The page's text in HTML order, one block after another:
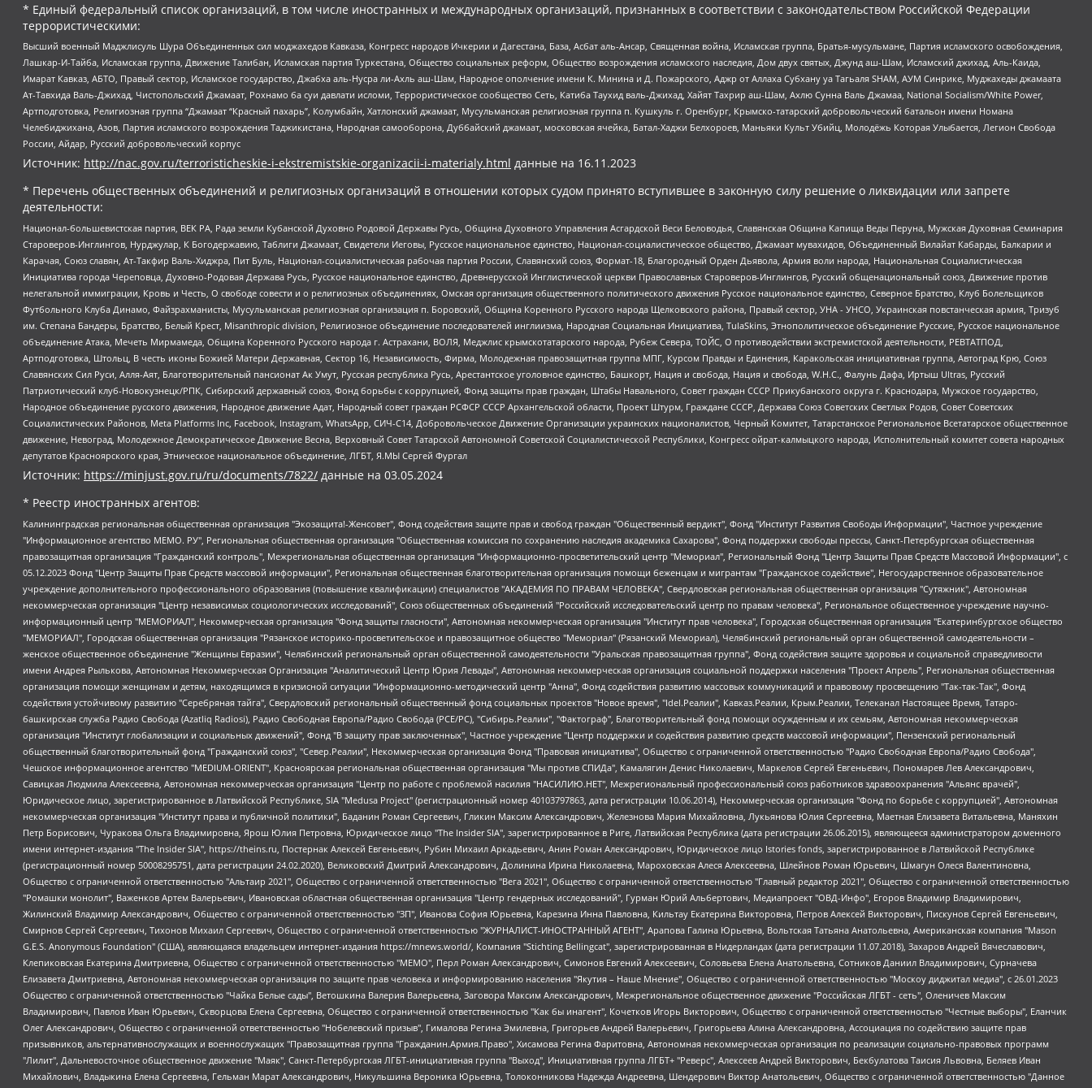
* Единый федеральный список организаций, в том числе иностранных и международных организаций, признанных в соответствии с законодательством Российской Федерации
террористическими:
Высший военный Маджлисуль Шура Объединенных сил моджахедов Кавказа, Конгресс народов Ичкерии и Дагестана, База, Асбат аль-Ансар, Священная война, Исламская группа, Братья-мусульмане, Партия исламского освобождения,
Лашкар-И-Тайба, Исламская группа, Движение Талибан, Исламская партия Туркестана, Общество социальных реформ, Общество возрождения исламского наследия, Дом двух святых, Джунд аш-Шам, Исламский джихад, Аль-Каида,
Имарат Кавказ, АБТО, Правый сектор, Исламское государство, Джабха аль-Нусра ли-Ахль аш-Шам, Народное ополчение имени К. Минина и Д. Пожарского, Аджр от Аллаха Субхану уа Тагьаля SHAM, АУМ Синрике, Муджахеды джамаата
Ат-Тавхида Валь-Джихад, Чистопольский Джамаат, Рохнамо ба суи давлати исломи, Террористическое сообщество Сеть, Катиба Таухид валь-Джихад, Хайят Тахрир аш-Шам, Ахлю Сунна Валь Джамаа, National Socialism/White Power,
Артподготовка, Религиозная группа “Джамаат “Красный пахарь”, Колумбайн, Хатлонский джамаат, Мусульманская религиозная группа п. Кушкуль г. Оренбург, Крымско-татарский добровольческий батальон имени Номана
Челебиджихана, Азов, Партия исламского возрождения Таджикистана, Народная самооборона, Дуббайский джамаат, московская ячейка, Батал-Хаджи Белхороев, Маньяки Культ Убийц, Молодёжь Которая Улыбается, Легион Свобода
России, Айдар, Русский добровольческий корпус
Источник: http://nac.gov.ru/terroristicheskie-i-ekstremistskie-organizacii-i-materialy.html данные на 16.11.2023
* Перечень общественных объединений и религиозных организаций в отношении которых судом принято вступившее в законную силу решение о ликвидации или запрете
деятельности:
Национал-большевистская партия, ВЕК РА, Рада земли Кубанской Духовно Родовой Державы Русь, Община Духовного Управления Асгардской Веси Беловодья, Славянская Община Капища Веды Перуна, Мужская Духовная Семинария
Староверов-Инглингов, Нурджулар, К Богодержавию, Таблиги Джамаат, Свидетели Иеговы, Русское национальное единство, Национал-социалистическое общество, Джамаат мувахидов, Объединенный Вилайат Кабарды, Балкарии и
Карачая, Союз славян, Ат-Такфир Валь-Хиджра, Пит Буль, Национал-социалистическая рабочая партия России, Славянский союз, Формат-18, Благородный Орден Дьявола, Армия воли народа, Национальная Социалистическая
Инициатива города Череповца, Духовно-Родовая Держава Русь, Русское национальное единство, Древнерусской Инглистической церкви Православных Староверов-Инглингов, Русский общенациональный союз, Движение против
нелегальной иммиграции, Кровь и Честь, О свободе совести и о религиозных объединениях, Омская организация общественного политического движения Русское национальное единство, Северное Братство, Клуб Болельщиков
Футбольного Клуба Динамо, Файзрахманисты, Мусульманская религиозная организация п. Боровский, Община Коренного Русского народа Щелковского района, Правый сектор, УНА - УНСО, Украинская повстанческая армия, Тризуб
им. Степана Бандеры, Братство, Белый Крест, Misanthropic division, Религиозное объединение последователей инглиизма, Народная Социальная Инициатива, TulaSkins, Этнополитическое объединение Русские, Русское национальное
объединение Атака, Мечеть Мирмамеда, Община Коренного Русского народа г. Астрахани, ВОЛЯ, Меджлис крымскотатарского народа, Рубеж Севера, ТОЙС, О противодействии экстремистской деятельности, РЕВТАТПОД,
Артподготовка, Штольц, В честь иконы Божией Матери Державная, Сектор 16, Независимость, Фирма, Молодежная правозащитная группа МПГ, Курсом Правды и Единения, Каракольская инициативная группа, Автоград Крю, Союз
Славянских Сил Руси, Алля-Аят, Благотворительный пансионат Ак Умут, Русская республика Русь, Арестантское уголовное единство, Башкорт, Нация и свобода, Нация и свобода, W.H.С., Фалунь Дафа, Иртыш Ultras, Русский
Патриотический клуб-Новокузнецк/РПК, Сибирский державный союз, Фонд борьбы с коррупцией, Фонд защиты прав граждан, Штабы Навального, Совет граждан СССР Прикубанского округа г. Краснодара, Мужское государство,
Народное объединение русского движения, Народное движение Адат, Народный совет граждан РСФСР СССР Архангельской области, Проект Штурм, Граждане СССР, Держава Союз Советских Светлых Родов, Совет Советских
Социалистических Районов, Meta Platforms Inc, Facebook, Instagram, WhatsApp, СИЧ-С14, Добровольческое Движение Организации украинских националистов, Черный Комитет, Татарстанское Региональное Всетатарское общественное
движение, Невоград, Молодежное Демократическое Движение Весна, Верховный Совет Татарской Автономной Советской Социалистической Республики, Конгресс ойрат-калмыцкого народа, Исполнительный комитет совета народных
депутатов Красноярского края, Этническое национальное объединение, ЛГБТ, Я.МЫ Сергей Фургал
Источник: https://minjust.gov.ru/ru/documents/7822/ данные на 03.05.2024
* Реестр иностранных агентов:
Калининградская региональная общественная организация "Экозащита!-Женсовет", Фонд содействия защите прав и свобод граждан "Общественный вердикт", Фонд "Институт Развития Свободы Информации", Частное учреждение "Информационное агентство МЕМО. РУ", Региональная общественная организация "Общественная комиссия по сохранению наследия академика Сахарова", Фонд поддержки свободы прессы, Санкт-Петербургская общественная правозащитная организация "Гражданский контроль", Межрегиональная общественная организация "Информационно-просветительский центр "Мемориал", Региональный Фонд "Центр Защиты Прав Средств Массовой Информации", с 05.12.2023 Фонд "Центр Защиты Прав Средств массовой информации", Региональная общественная благотворительная организация помощи беженцам и мигрантам "Гражданское содействие", Негосударственное образовательное учреждение дополнительного профессионального образования (повышение квалификации) специалистов "АКАДЕМИЯ ПО ПРАВАМ ЧЕЛОВЕКА", Свердловская региональная общественная организация "Сутяжник", Автономная некоммерческая организация "Центр независимых социологических исследований", Союз общественных объединений "Российский исследовательский центр по правам человека", Региональное общественное учреждение научно-информационный центр "МЕМОРИАЛ", Некоммерческая организация "Фонд защиты гласности", Автономная некоммерческая организация "Институт прав человека", Городская общественная организация "Екатеринбургское общество "МЕМОРИАЛ", Городская общественная организация "Рязанское историко-просветительское и правозащитное общество "Мемориал" (Рязанский Мемориал), Челябинский региональный орган общественной самодеятельности – женское общественное объединение "Женщины Евразии", Челябинский региональный орган общественной самодеятельности "Уральская правозащитная группа", Фонд содействия защите здоровья и социальной справедливости имени Андрея Рылькова, Автономная Некоммерческая Организация "Аналитический Центр Юрия Левады", Автономная некоммерческая организация социальной поддержки населения "Проект Апрель", Региональная общественная организация помощи женщинам и детям, находящимся в кризисной ситуации "Информационно-методический центр "Анна", Фонд содействия развитию массовых коммуникаций и правовому просвещению "Так-так-Так", Фонд содействия устойчивому развитию "Серебряная тайга", Свердловский региональный общественный фонд социальных проектов "Новое время", "Idel.Реалии", Кавказ.Реалии, Крым.Реалии, Телеканал Настоящее Время, Татаро-башкирская служба Радио Свобода (Azatliq Radiosi), Радио Свободная Европа/Радио Свобода (PCE/PC), "Сибирь.Реалии", "Фактограф", Благотворительный фонд помощи осужденным и их семьям, Автономная некоммерческая организация "Институт глобализации и социальных движений", Фонд "В защиту прав заключенных", Частное учреждение "Центр поддержки и содействия развитию средств массовой информации", Пензенский региональный общественный благотворительный фонд "Гражданский союз", "Север.Реалии", Некоммерческая организация Фонд "Правовая инициатива", Общество с ограниченной ответственностью "Радио Свободная Европа/Радио Свобода", Чешское информационное агентство "MEDIUM-ORIENT", Красноярская региональная общественная организация "Мы против СПИДа", Камалягин Денис Николаевич, Маркелов Сергей Евгеньевич, Пономарев Лев Александрович, Савицкая Людмила Алексеевна, Автономная некоммерческая организация "Центр по работе с проблемой насилия "НАСИЛИЮ.НЕТ", Межрегиональный профессиональный союз работников здравоохранения "Альянс врачей", Юридическое лицо, зарегистрированное в Латвийской Республике, SIA "Medusa Project" (регистрационный номер 40103797863, дата регистрации 10.06.2014), Некоммерческая организация "Фонд по борьбе с коррупцией", Автономная некоммерческая организация "Институт права и публичной политики", Баданин Роман Сергеевич, Гликин Максим Александрович, Железнова Мария Михайловна, Лукьянова Юлия Сергеевна, Маетная Елизавета Витальевна, Маняхин Петр Борисович, Чуракова Ольга Владимировна, Ярош Юлия Петровна, Юридическое лицо "The Insider SIA", зарегистрированное в Риге, Латвийская Республика (дата регистрации 26.06.2015), являющееся администратором доменного имени интернет-издания "The Insider SIA", https://theins.ru, Постернак Алексей Евгеньевич, Рубин Михаил Аркадьевич, Анин Роман Александрович, Юридическое лицо Istories fonds, зарегистрированное в Латвийской Республике (регистрационный номер 50008295751, дата регистрации 24.02.2020), Великовский Дмитрий Александрович, Долинина Ирина Николаевна, Мароховская Алеся Алексеевна, Шлейнов Роман Юрьевич, Шмагун Олеся Валентиновна, Общество с ограниченной ответственностью "Альтаир 2021", Общество с ограниченной ответственностью "Вега 2021", Общество с ограниченной ответственностью "Главный редактор 2021", Общество с ограниченной ответственностью "Ромашки монолит", Важенков Артем Валерьевич, Ивановская областная общественная организация "Центр гендерных исследований", Гурман Юрий Альбертович, Медиапроект "ОВД-Инфо", Егоров Владимир Владимирович, Жилинский Владимир Александрович, Общество с ограниченной ответственностью "ЗП", Иванова София Юрьевна, Карезина Инна Павловна, Кильтау Екатерина Викторовна, Петров Алексей Викторович, Пискунов Сергей Евгеньевич, Смирнов Сергей Сергеевич, Тихонов Михаил Сергеевич, Общество с ограниченной ответственностью "ЖУРНАЛИСТ-ИНОСТРАННЫЙ АГЕНТ", Арапова Галина Юрьевна, Вольтская Татьяна Анатольевна, Американская компания "Mason G.E.S. Anonymous Foundation" (США), являющаяся владельцем интернет-издания https://mnews.world/, Компания "Stichting Bellingcat", зарегистрированная в Нидерландах (дата регистрации 11.07.2018), Захаров Андрей Вячеславович, Клепиковская Екатерина Дмитриевна, Общество с ограниченной ответственностью "МЕМО", Перл Роман Александрович, Симонов Евгений Алексеевич, Соловьева Елена Анатольевна, Сотников Даниил Владимирович, Сурначева Елизавета Дмитриевна, Автономная некоммерческая организация по защите прав человека и информированию населения "Якутия – Наше Мнение", Общество с ограниченной ответственностью "Москоу диджитал медиа", с 26.01.2023 Общество с ограниченной ответственностью "Чайка Белые сады", Ветошкина Валерия Валерьевна, Заговора Максим Александрович, Межрегиональное общественное движение "Российская ЛГБТ - сеть", Оленичев Максим Владимирович, Павлов Иван Юрьевич, Скворцова Елена Сергеевна, Общество с ограниченной ответственностью "Как бы инагент", Кочетков Игорь Викторович, Общество с ограниченной ответственностью "Честные выборы", Еланчик Олег Александрович, Общество с ограниченной ответственностью "Нобелевский призыв", Гималова Регина Эмилевна, Григорьев Андрей Валерьевич, Григорьева Алина Александровна, Ассоциация по содействию защите прав призывников, альтернативнослужащих и военнослужащих "Правозащитная группа "Гражданин.Армия.Право", Хисамова Регина Фаритовна, Автономная некоммерческая организация по реализации социально-правовых программ "Лилит", Дальневосточное общественное движение "Маяк", Санкт-Петербургская ЛГБТ-инициативная группа "Выход", Инициативная группа ЛГБТ+ "Реверс", Алексеев Андрей Викторович, Бекбулатова Таисия Львовна, Беляев Иван Михайлович, Владыкина Елена Сергеевна, Гельман Марат Александрович, Никульшина Вероника Юрьевна, Толоконникова Надежда Андреевна, Шендерович Виктор Анатольевич, Общество с ограниченной ответственностью "Данное сообщение", Общество с ограниченной ответственностью Издательский дом "Новая глава", Айнбиндер Александра Александровна, Московский комьюнити-центр для ЛГБТ+инициатив, Благотворительный фонд развития филантропии, Deutsche Welle (Германия, Kurt-Schumacher-Strasse 3, 53113 Bonn), Борзунова Мария Михайловна, Воробьев Виктор Викторович, Голубева Анна Львовна, Константинова Алла Михайловна, Малкова Ирина Владимировна, Мурадов Мурад Абдулгалимович, Осетинская Елизавета Николаевна, Понасенков Евгений Николаевич, Ганапольский Матвей Юрьевич, Киселев Евгений Алексеевич, Борухович Ирина Григорьевна, Дремин Иван Тимофеевич, Дубровский Дмитрий Викторович, Красноярская региональная общественная организация поддержки и развития альтернативных образовательных технологий и межкультурных коммуникаций "ИНТЕРРА", Маяковская Екатерина Алексеевна, Фейгин Марк Захарович, Филимонов Андрей Викторович, Дзугкоева Регина Николаевна, Доброхотов Роман Александрович, Дудь Юрий Александрович, Елкин Сергей Владимирович, Кругликов Кирилл Игоревич, Сабунаева Мария Леонидовна, Семенов Алексей Владимирович, Шаинян Карен Багратович, Шульман Екатерина Михайловна, Асафьев Артур Валерьевич, Вахштайн Виктор Семенович, Венедиктов Алексей Алексеевич, Лушникова Екатерина Евгеньевна, Волков Леонид Михайлович, Невзоров Александр Глебович, Пархоменко Сергей Борисович, Сироткин Ярослав Николаевич, Кара-Мурза Владимир Владимирович, Баранова Наталья Владимировна, Гозман Леонид Яковлевич, Кагарлицкий Борис Юльевич, Климарев Михаил Валерьевич, Милов Владимир Станиславович, Автономная некоммерческая организация Краснодарский центр современного искусства "Типография", Моргенштерн Алишер Тагирович, Соболь Любовь Эдуардовна, Общество с ограниченной ответственностью "ЛИЗА НОРМ", Каспаров Гарри Кимович, Ходорковский Михаил Борисович, Общество с ограниченной ответственностью "Апрельские тезисы", Данилович Ирина Брониславовна, Кашин Олег Владимирович, Петров Николай Владимирович, Пивоваров Алексей Владимирович, Соколов Михаил Владимирович, Цветкова Юлия Владимировна, Чичваркин Евгений Александрович, Комитет против пыток/Команда против пыток, Общество с ограниченной ответственностью "Первый научный", Общество с ограниченной ответственностью "Вертолет и ко", Белоцерковская Вероника Борисовна, Кац Максим Евгеньевич, Лазарева Татьяна Юрьевна, Шаведдинов Руслан Табризович, Яшин Илья Валерьевич, Общество с ограниченной ответственностью "Иноагент ААВ", Алешковский Дмитрий Петрович, Альбац Евгения Марковна, Быков Дмитрий Львович, Галямина Юлия Евгеньевна, Лойко Сергей Леонидович, Мартынов Кирилл Константинович, Медведев Сергей Александрович, Крашенинников Федор Геннадиевич, Гордеева Катерина Вл